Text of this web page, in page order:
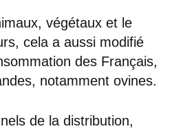
végétaux et le
cela a aussi modifié
des Français,
notamment ovines.
de la distribution,